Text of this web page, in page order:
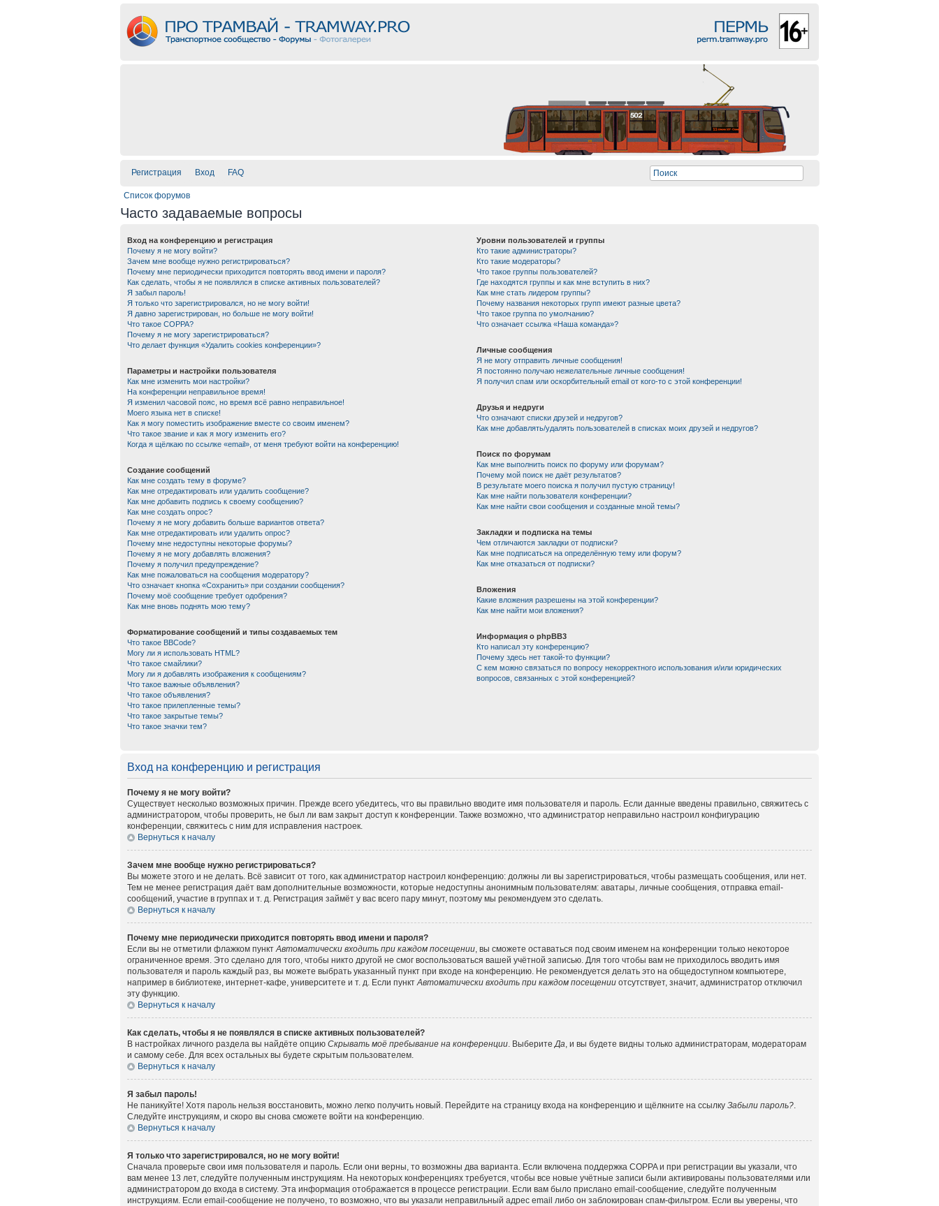
Регистрация Вход FAQ
Список форумов
Часто задаваемые вопросы
Вход на конференцию и регистрация
Почему я не могу войти?
Зачем мне вообще нужно регистрироваться?
Почему мне периодически приходится повторять ввод имени и пароля?
Как сделать, чтобы я не появлялся в списке активных пользователей?
Я забыл пароль!
Я только что зарегистрировался, но не могу войти!
Я давно зарегистрирован, но больше не могу войти!
Что такое COPPA?
Почему я не могу зарегистрироваться?
Что делает функция «Удалить cookies конференции»?
Параметры и настройки пользователя
Как мне изменить мои настройки?
На конференции неправильное время!
Я изменил часовой пояс, но время всё равно неправильное!
Моего языка нет в списке!
Как я могу поместить изображение вместе со своим именем?
Что такое звание и как я могу изменить его?
Когда я щёлкаю по ссылке «email», от меня требуют войти на конференцию!
Создание сообщений
Как мне создать тему в форуме?
Как мне отредактировать или удалить сообщение?
Как мне добавить подпись к своему сообщению?
Как мне создать опрос?
Почему я не могу добавить больше вариантов ответа?
Как мне отредактировать или удалить опрос?
Почему мне недоступны некоторые форумы?
Почему я не могу добавлять вложения?
Почему я получил предупреждение?
Как мне пожаловаться на сообщения модератору?
Что означает кнопка «Сохранить» при создании сообщения?
Почему моё сообщение требует одобрения?
Как мне вновь поднять мою тему?
Форматирование сообщений и типы создаваемых тем
Что такое BBCode?
Могу ли я использовать HTML?
Что такое смайлики?
Могу ли я добавлять изображения к сообщениям?
Что такое важные объявления?
Что такое объявления?
Что такое прилепленные темы?
Что такое закрытые темы?
Что такое значки тем?
Уровни пользователей и группы
Кто такие администраторы?
Кто такие модераторы?
Что такое группы пользователей?
Где находятся группы и как мне вступить в них?
Как мне стать лидером группы?
Почему названия некоторых групп имеют разные цвета?
Что такое группа по умолчанию?
Что означает ссылка «Наша команда»?
Личные сообщения
Я не могу отправить личные сообщения!
Я постоянно получаю нежелательные личные сообщения!
Я получил спам или оскорбительный email от кого-то с этой конференции!
Друзья и недруги
Что означают списки друзей и недругов?
Как мне добавлять/удалять пользователей в списках моих друзей и недругов?
Поиск по форумам
Как мне выполнить поиск по форуму или форумам?
Почему мой поиск не даёт результатов?
В результате моего поиска я получил пустую страницу!
Как мне найти пользователя конференции?
Как мне найти свои сообщения и созданные мной темы?
Закладки и подписка на темы
Чем отличаются закладки от подписки?
Как мне подписаться на определённую тему или форум?
Как мне отказаться от подписки?
Вложения
Какие вложения разрешены на этой конференции?
Как мне найти мои вложения?
Информация о phpBB3
Кто написал эту конференцию?
Почему здесь нет такой-то функции?
С кем можно связаться по вопросу некорректного использования и/или юридических
вопросов, связанных с этой конференцией?
Вход на конференцию и регистрация
Почему я не могу войти?
Существует несколько возможных причин. Прежде всего убедитесь, что вы правильно вводите имя пользователя и пароль. Если данные введены правильно, свяжитесь с
администратором, чтобы проверить, не был ли вам закрыт доступ к конференции. Также возможно, что администратор неправильно настроил конфигурацию
конференции, свяжитесь с ним для исправления настроек.
Вернуться к началу
Зачем мне вообще нужно регистрироваться?
Вы можете этого и не делать. Всё зависит от того, как администратор настроил конференцию: должны ли вы зарегистрироваться, чтобы размещать сообщения, или нет.
Тем не менее регистрация даёт вам дополнительные возможности, которые недоступны анонимным пользователям: аватары, личные сообщения, отправка email-
сообщений, участие в группах и т. д. Регистрация займёт у вас всего пару минут, поэтому мы рекомендуем это сделать.
Вернуться к началу
Почему мне периодически приходится повторять ввод имени и пароля?
Если вы не отметили флажком пунктАвтоматически входить при каждом посещении, вы сможете оставаться под своим именем на конференции только некоторое
ограниченное время. Это сделано для того, чтобы никто другой не смог воспользоваться вашей учётной записью. Для того чтобы вам не приходилось вводить имя
пользователя и пароль каждый раз, вы можете выбрать указанный пункт при входе на конференцию. Не рекомендуется делать это на общедоступном компьютере,
например в библиотеке, интернет-кафе, университете и т. д. Если пунктАвтоматически входить при каждом посещении отсутствует, значит, администратор отключил
эту функцию.
Вернуться к началу
Как сделать, чтобы я не появлялся в списке активных пользователей?
В настройках личного раздела вы найдёте опцию Скрывать моё пребывание на конференции. ВыберитеДа, и вы будете видны только администраторам, модераторам
и самому себе. Для всех остальных вы будете скрытым пользователем.
Вернуться к началу
Я забыл пароль!
Не паникуйте! Хотя пароль нельзя восстановить, можно легко получить новый. Перейдите на страницу входа на конференцию и щёлкните на ссылку Забыли пароль?.
Следуйте инструкциям, и скоро вы снова сможете войти на конференцию.
Вернуться к началу
Я только что зарегистрировался, но не могу войти!
Сначала проверьте свои имя пользователя и пароль. Если они верны, то возможны два варианта. Если включена поддержка COPPA и при регистрации вы указали, что
вам менее 13 лет, следуйте полученным инструкциям. На некоторых конференциях требуется, чтобы все новые учётные записи были активированы пользователями или
администратором до входа в систему. Эта информация отображается в процессе регистрации. Если вам было прислано email-сообщение, следуйте полученным
инструкциям. Если email-сообщение не получено, то возможно, что вы указали неправильный адрес email либо он заблокирован спам-фильтром. Если вы уверены, что